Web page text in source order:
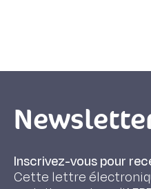
Inscrivez-vous pour
Cette lettre